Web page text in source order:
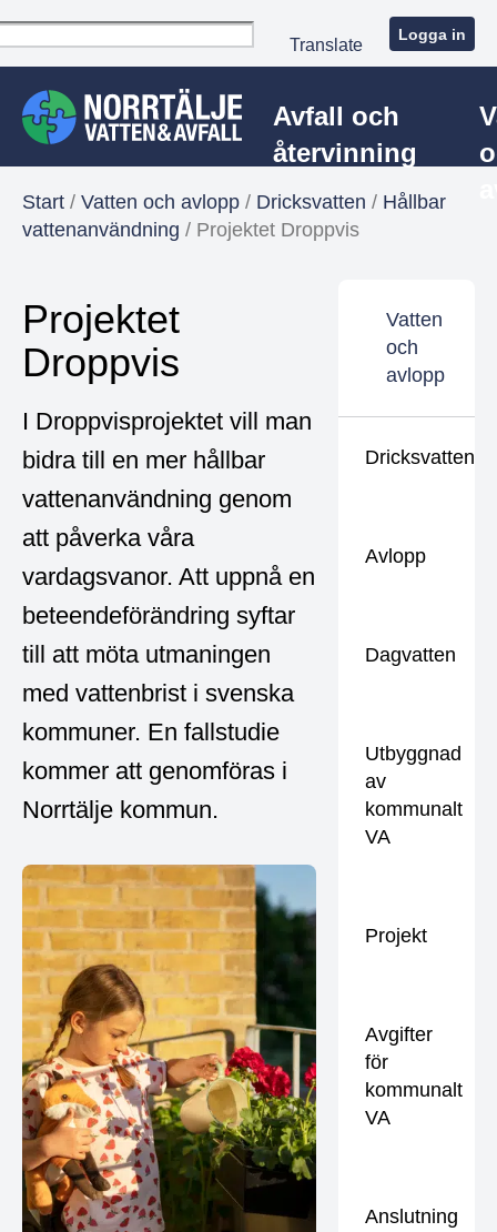
Translate
Logga in
Avfall och
återvinning
Start / Vatten och avlopp / Dricksvatten / Hållbar
vattenanvändning / Projektet Droppvis
Projektet
Droppvis
I Droppvisprojektet vill man
bidra till en mer hållbar
vattenanvändning genom
att påverka våra
vardagsvanor. Att uppnå en
beteendeförändring syftar
till att möta utmaningen
med vattenbrist i svenska
kommuner. En fallstudie
kommer att genomföras i
Norrtälje kommun.
Vatten
och
avlopp
Dricksvatten
Avlopp
Dagvatten
Utbyggnad
av
kommunalt
VA
Projekt
Avgifter
för
kommunalt
VA
Anslutning